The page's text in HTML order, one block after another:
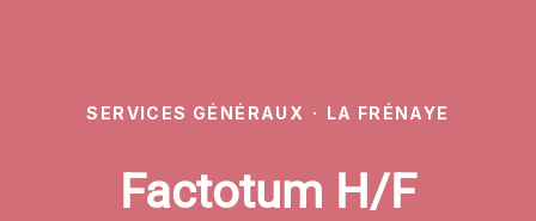
SERVICES GÉNÉRAUX · LA FRÉNAYE
Factotum H/F